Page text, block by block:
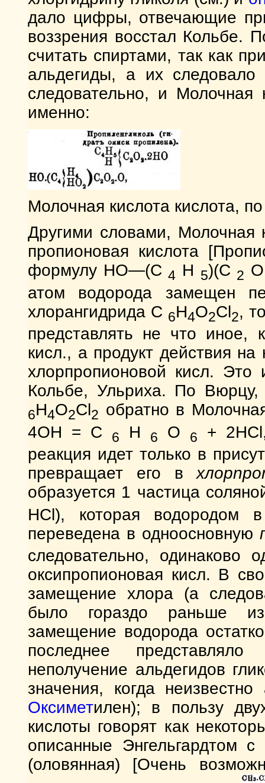
дало цифры, отвечающие
воззрения восстал Кольбе.
считать спиртами, так как
альдегиды, а их следовало
следовательно, и Молочная
именно:
Молочная кислота кислота,
Другими словами, Молочная
пропионовая кислота
формулу НО—(С 4 Н 5)(С 2
атом водорода замещен
хлорангидрида C 6H4O2Cl2,
представлять не что иное,
кисл., а продукт действия на
хлорпропионовой кисл.
Кольбе, Ульриха. По
6H4O2Cl2 обратно в
4OН = С
6 Н 6 О 6
+
реакция идет только в
превращает его в
образуется 1 частица
HCl), которая водородом
переведена в одноосновную
следовательно, одинаково
оксипропионовая кисл. В
замещение хлора (а
было гораздо раньше
замещение водорода
последнее
неполучение альдегидов
значения, когда
Оксиметилен); в пользу
кислоты говорят как
описанные Энгельгардтом
(оловянная) [Очень